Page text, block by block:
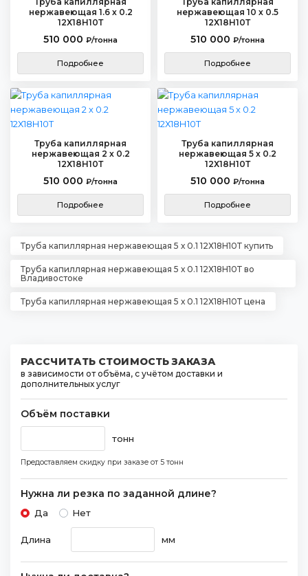
нержавеющая 1.6 х 0.2
12Х18Н10Т
510 000 ₽/тонна
Подробнее
нержавеющая 10 х 0.5
12Х18Н10Т
510 000 ₽/тонна
Подробнее
Труба капиллярная
нержавеющая 2 х 0.2
12Х18Н10Т
510 000 ₽/тонна
Подробнее
Труба капиллярная
нержавеющая 5 х 0.2
12Х18Н10Т
510 000 ₽/тонна
Подробнее
Труба капиллярная нержавеющая 5 х 0.1 12Х18Н10Т купить
Труба капиллярная нержавеющая 5 х 0.1 12Х18Н10Т во
Владивостоке
Труба капиллярная нержавеющая 5 х 0.1 12Х18Н10Т цена
РАССЧИТАТЬ СТОИМОСТЬ ЗАКАЗА
в зависимости от объёма, с учётом доставки и
дополнительных услуг
Объём поставки
тонн
Предоставляем скидку при заказе от 5 тонн
Нужна ли резка по заданной длине?
Да Нет
Длина мм